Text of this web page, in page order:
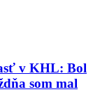
v KHL: Bol
som mal